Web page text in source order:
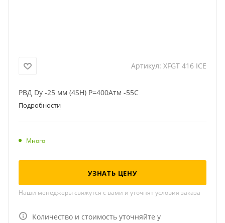
Артикул: XFGT 416 ICE
РВД Dу -25 мм (4SH) Р=400Атм -55C
Подробности
Много
УЗНАТЬ ЦЕНУ
Наши менеджеры свяжутся с вами и уточнят условия заказа
Количество и стоимость уточняйте у